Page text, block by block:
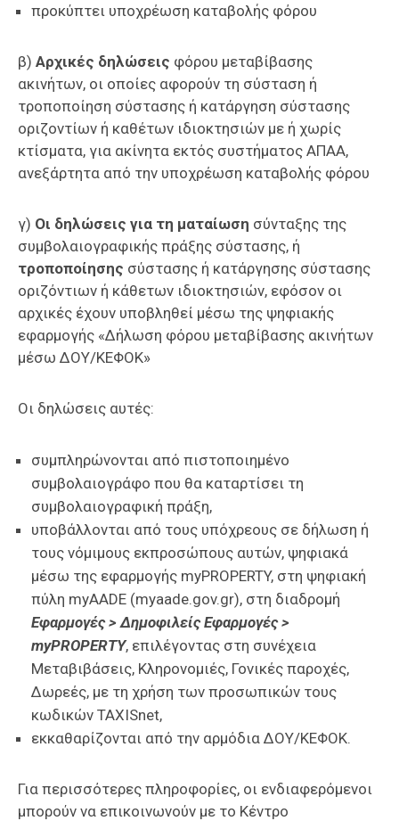
προκύπτει υποχρέωση καταβολής φόρου
β) Αρχικές δηλώσεις φόρου μεταβίβασης
ακινήτων, οι οποίες αφορούν τη σύσταση ή
τροποποίηση σύστασης ή κατάργηση σύστασης
οριζοντίων ή καθέτων ιδιοκτησιών με ή χωρίς
κτίσματα, για ακίνητα εκτός συστήματος ΑΠΑΑ,
ανεξάρτητα από την υποχρέωση καταβολής φόρου
γ) Οι δηλώσεις για τη ματαίωση σύνταξης της
συμβολαιογραφικής πράξης σύστασης, ή
τροποποίησης σύστασης ή κατάργησης σύστασης
οριζόντιων ή κάθετων ιδιοκτησιών, εφόσον οι
αρχικές έχουν υποβληθεί μέσω της ψηφιακής
εφαρμογής «Δήλωση φόρου μεταβίβασης ακινήτων
μέσω ΔΟΥ/ΚΕΦΟΚ»
Οι δηλώσεις αυτές:
συμπληρώνονται από πιστοποιημένο
συμβολαιογράφο που θα καταρτίσει τη
συμβολαιογραφική πράξη,
υποβάλλονται από τους υπόχρεους σε δήλωση ή
τους νόμιμους εκπροσώπους αυτών, ψηφιακά
μέσω της εφαρμογής myPROPERTY, στη ψηφιακή
πύλη myAADE (myaade.gov.gr), στη διαδρομή
Εφαρμογές > Δημοφιλείς Εφαρμογές >
myPROPERTY, επιλέγοντας στη συνέχεια
Μεταβιβάσεις, Κληρονομιές, Γονικές παροχές,
Δωρεές, με τη χρήση των προσωπικών τους
κωδικών TAXISnet,
εκκαθαρίζονται από την αρμόδια ΔΟΥ/ΚΕΦΟΚ.
Για περισσότερες πληροφορίες, οι ενδιαφερόμενοι
μπορούν να επικοινωνούν με το Κέντρο